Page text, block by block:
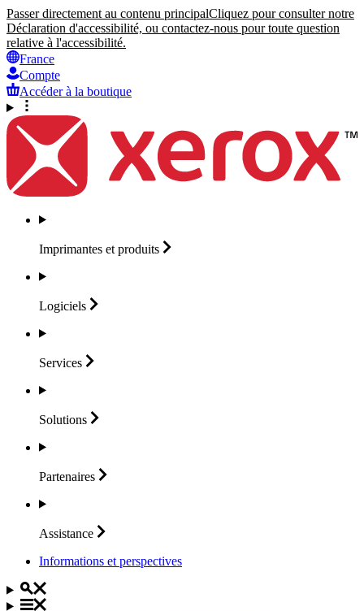
Passer directement au contenu principalCliquez pour consulter notre
Déclaration d'accessibilité, ou contactez-nous pour toute question
relative à l'accessibilité.
France
Compte
Accéder à la boutique
Imprimantes et produits
Logiciels
Services
Solutions
Partenaires
Assistance
Informations et perspectives